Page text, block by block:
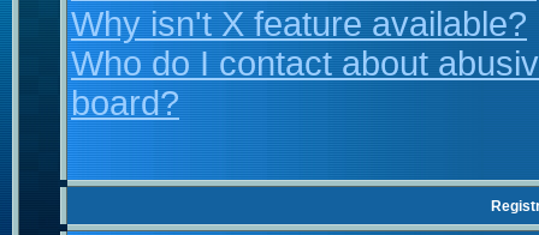
Why isn't X feature available?
Who do I contact about
board?